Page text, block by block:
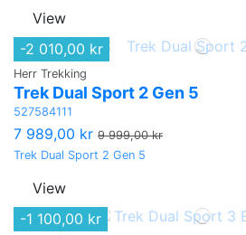
View
-2 010,00 kr
Herr Trekking
Trek Dual Sport 2 Gen 5
527584111
7 989,00 kr 9 999,00 kr
Trek Dual Sport 2 Gen 5
View
-1 100,00 kr